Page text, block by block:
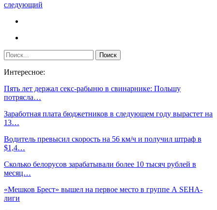
следующий
Интересное:
Пять лет держал секс-рабыню в свинарнике: Польшу
потрясла…
Заработная плата бюджетников в следующем году вырастет на
13…
Водитель превысил скорость на 56 км/ч и получил штраф в
$1,4…
Сколько белорусов зарабатывали более 10 тысяч рублей в
месяц…
«Мешков Брест» вышел на первое место в группе А SEHA-
лиги